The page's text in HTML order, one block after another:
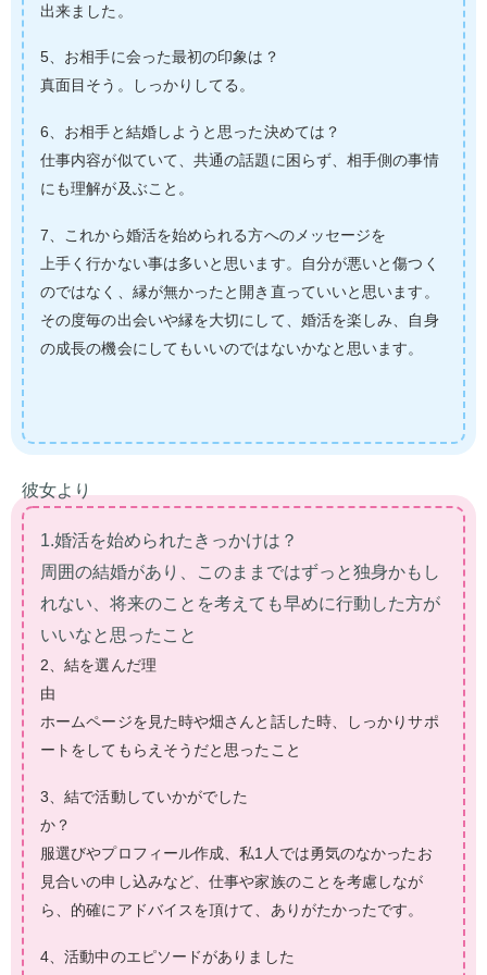
出来ました。
5、お相手に会った最初の印象は？
真面目そう。しっかりしてる。
6、お相手と結婚しようと思った決めては？
仕事内容が似ていて、共通の話題に困らず、相手側の事情
にも理解が及ぶこと。
7、これから婚活を始められる方へのメッセージを
上手く行かない事は多いと思います。自分が悪いと傷つく
のではなく、縁が無かったと開き直っていいと思います。
その度毎の出会いや縁を大切にして、婚活を楽しみ、自身
の成長の機会にしてもいいのではないかなと思います。
彼女より
1.婚活を始められたきっかけは？
周囲の結婚があり、このままではずっと独身かもし
れない、将来のことを考えても早めに行動した方が
いいなと思ったこと
2、結を選んだ理
ホームページを見た時や畑さんと話した時、しっかりサポ
ートをしてもらえそうだと思ったこと
3、結で活動していかがでした
か
服選びやプロフィール作成、私1人では勇気のなかったお
見合いの申し込みなど、仕事や家族のことを考慮しなが
ら、的確にアドバイスを頂けて、ありがたかったです。
4、活動中のエピソードがありました